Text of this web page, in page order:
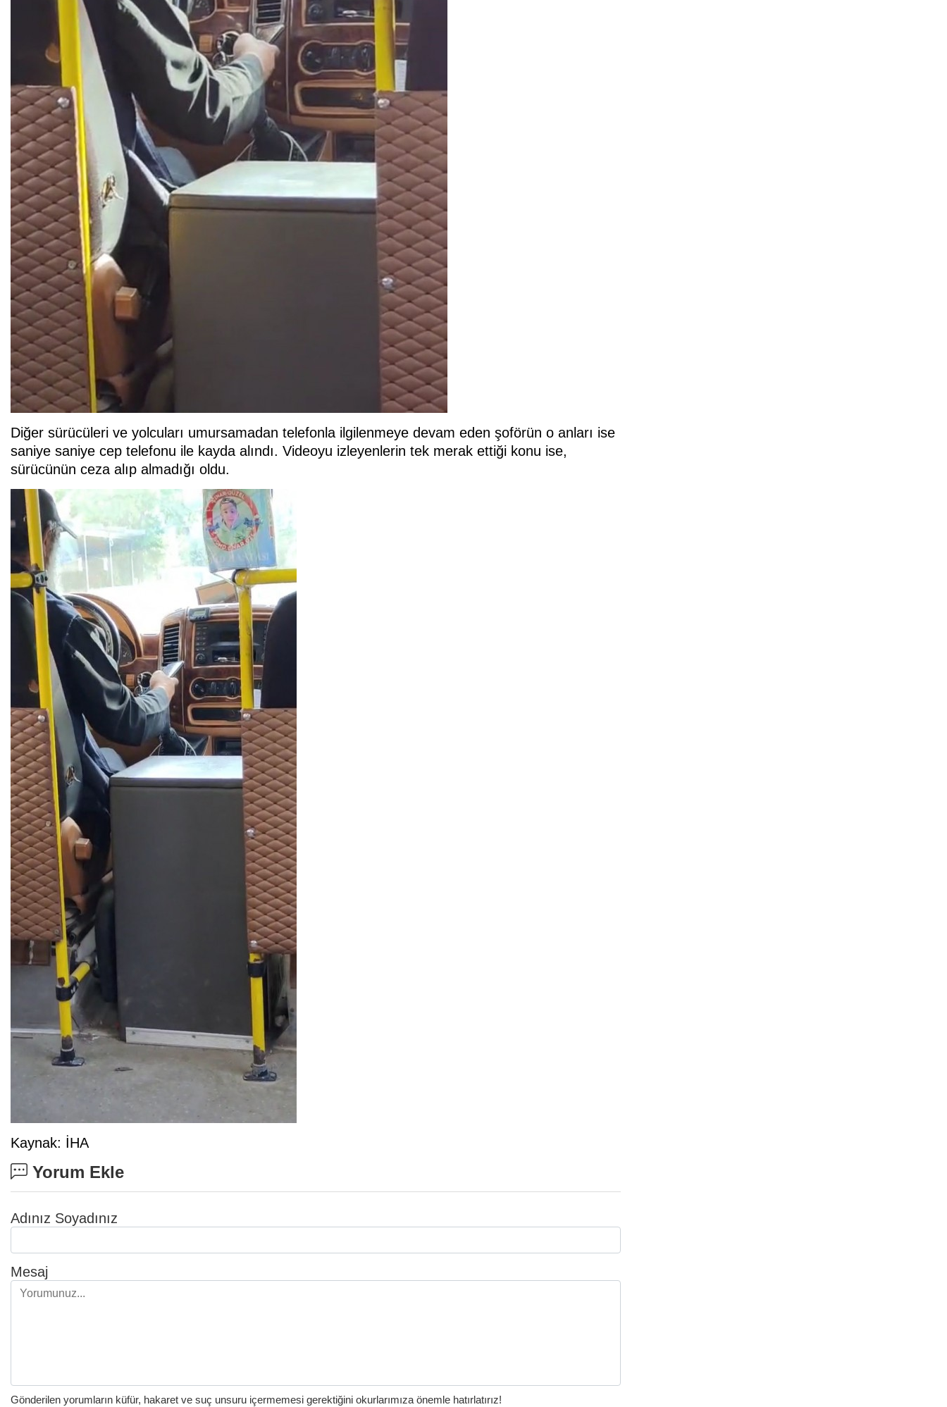
Diğer sürücüleri ve yolcuları umursamadan telefonla ilgilenmeye devam eden şoförün o anları ise
saniye saniye cep telefonu ile kayda alındı. Videoyu izleyenlerin tek merak ettiği konu ise,
sürücünün ceza alıp almadığı oldu.
Kaynak: İHA
Yorum Ekle
Adınız Soyadınız
Mesaj
Gönderilen yorumların küfür, hakaret ve suç unsuru içermemesi gerektiğini okurlarımıza önemle hatırlatırız!